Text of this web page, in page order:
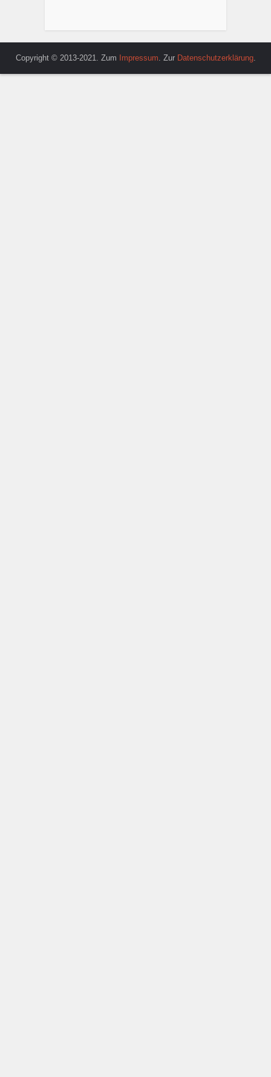
Copyright © 2013-2021. Zum Impressum . Zur Datenschutzerklärung.